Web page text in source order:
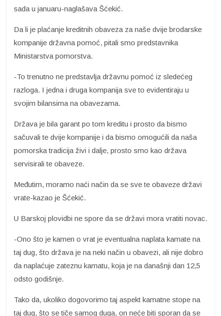
sada u januaru-naglašava Šćekić.
Da li je plaćanje kreditnih obaveza za naše dvije brodarske
kompanije državna pomoć, pitali smo predstavnika
Ministarstva pomorstva.
-To trenutno ne predstavlja državnu pomoć iz sledećeg
razloga. I jedna i druga kompanija sve to evidentiraju u
svojim bilansima na obavezama.
Država je bila garant po tom kreditu i prosto da bismo
sačuvali te dvije kompanije i da bismo omogućili da naša
pomorska tradicija živi i dalje, prosto smo kao država
servisirali te obaveze.
Međutim, moramo naći način da se sve te obaveze državi
vrate-kazao je Šćekić.
U Barskoj plovidbi ne spore da se državi mora vratiti novac.
-Ono što je kamen o vrat je eventualna naplata kamate na
taj dug, što država je na neki način u obavezi, ali nije dobro
da naplaćuje zateznu kamatu, koja je na današnji dan 12,5
odsto godišnje.
Tako da, ukoliko dogovorimo taj aspekt kamatne stope na
taj dug, što se tiče samog duga, on neće biti sporan da se